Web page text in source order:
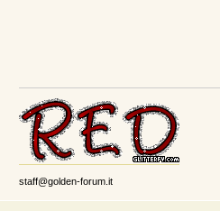
staff@golden-forum.it